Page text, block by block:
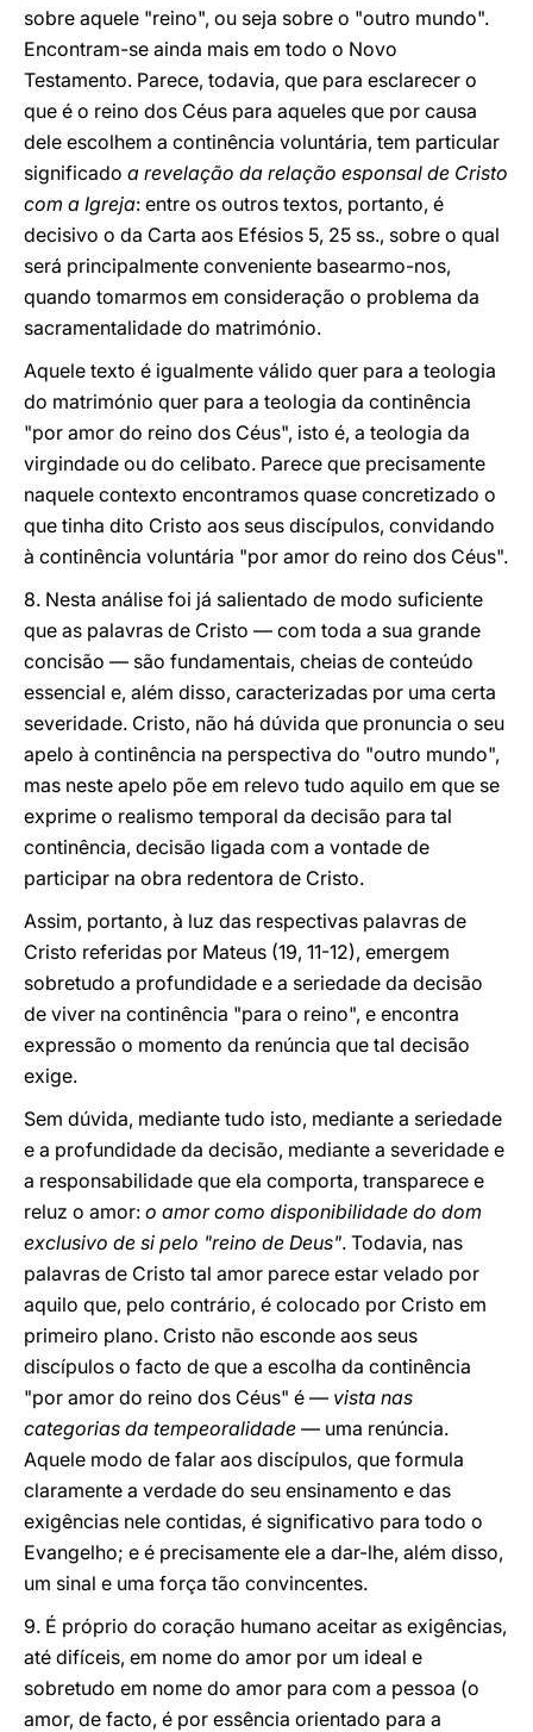
sobre aquele "reino", ou seja sobre o "outro mundo".
Encontram-se ainda mais em todo o Novo
Testamento. Parece, todavia, que para esclarecer o
que é o reino dos Céus para aqueles que por causa
dele escolhem a continência voluntária, tem particular
significado a revelação da relação esponsal de Cristo
com a Igreja: entre os outros textos, portanto, é
decisivo o da Carta aos Efésios 5, 25 ss., sobre o qual
será principalmente conveniente basearmo-nos,
quando tomarmos em consideração o problema da
sacramentalidade do matrimónio.
Aquele texto é igualmente válido quer para a teologia
do matrimónio quer para a teologia da continência
"por amor do reino dos Céus", isto é, a teologia da
virgindade ou do celibato. Parece que precisamente
naquele contexto encontramos quase concretizado o
que tinha dito Cristo aos seus discípulos, convidando
à continência voluntária "por amor do reino dos Céus".
8. Nesta análise foi já salientado de modo suficiente
que as palavras de Cristo — com toda a sua grande
concisão — são fundamentais, cheias de conteúdo
essencial e, além disso, caracterizadas por uma certa
severidade. Cristo, não há dúvida que pronuncia o seu
apelo à continência na perspectiva do "outro mundo",
mas neste apelo põe em relevo tudo aquilo em que se
exprime o realismo temporal da decisão para tal
continência, decisão ligada com a vontade de
participar na obra redentora de Cristo.
Assim, portanto, à luz das respectivas palavras de
Cristo referidas por Mateus (19, 11-12), emergem
sobretudo a profundidade e a seriedade da decisão
de viver na continência "para o reino", e encontra
expressão o momento da renúncia que tal decisão
exige.
Sem dúvida, mediante tudo isto, mediante a seriedade
e a profundidade da decisão, mediante a severidade e
a responsabilidade que ela comporta, transparece e
reluz o amor: o amor como disponibilidade do dom
exclusivo de si pelo "reino de Deus". Todavia, nas
palavras de Cristo tal amor parece estar velado por
aquilo que, pelo contrário, é colocado por Cristo em
primeiro plano. Cristo não esconde aos seus
discípulos o facto de que a escolha da continência
"por amor do reino dos Céus" é — vista nas
categorias da tempeoralidade — uma renúncia.
Aquele modo de falar aos discípulos, que formula
claramente a verdade do seu ensinamento e das
exigências nele contidas, é significativo para todo o
Evangelho; e é precisamente ele a dar-lhe, além disso,
um sinal e uma força tão convincentes.
9. É próprio do coração humano aceitar as exigências,
até difíceis, em nome do amor por um ideal e
sobretudo em nome do amor para com a pessoa (o
amor, de facto, é por essência orientado para a